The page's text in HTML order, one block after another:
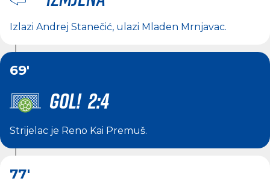
Izlazi Andrej Stanečić, ulazi Mladen Mrnjavac.
69'
GOL! 2:4
Strijelac je Reno Kai Premuš.
77'